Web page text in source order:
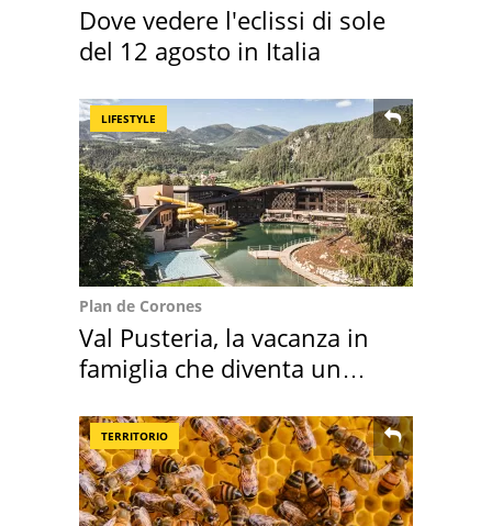
Dove vedere l'eclissi di sole
del 12 agosto in Italia
LIFESTYLE
Plan de Corones
Val Pusteria, la vacanza in
famiglia che diventa un
TERRITORIO